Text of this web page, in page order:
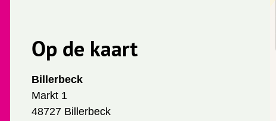
Op de kaart
Billerbeck
Markt 1
48727 Billerbeck